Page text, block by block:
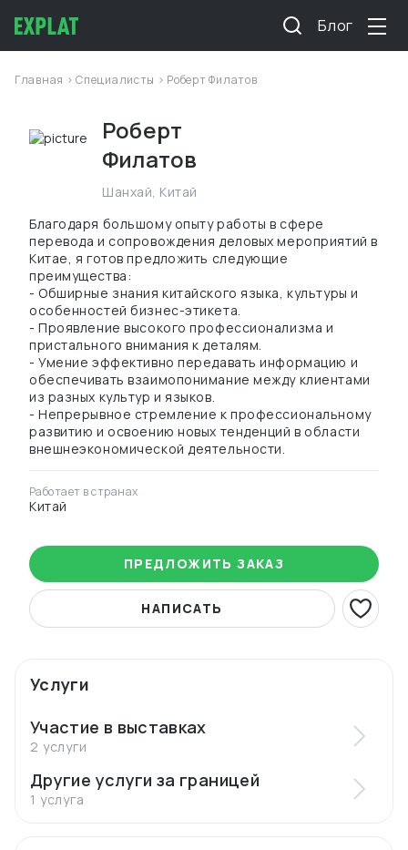
Блог
Главная >Специалисты > Роберт Филатов
Роберт
Филатов
Шанхай, Китай
Благодаря большому опыту работы в сфере
перевода и сопровождения деловых мероприятий в
Китае, я готов предложить следующие
преимущества:
- Обширные знания китайского языка, культуры и
особенностей бизнес-этикета.
- Проявление высокого профессионализма и
пристального внимания к деталям.
- Умение эффективно передавать информацию и
обеспечивать взаимопонимание между клиентами
из разных культур и языков.
- Непрерывное стремление к профессиональному
развитию и освоению новых тенденций в области
внешнеэкономической деятельности.
Работает в странах
Китай
ПРЕДЛОЖИТЬ ЗАКАЗ
НАПИСАТЬ
Услуги
Участие в выставках
2 услуги
Другие услуги за границей
1 услуга